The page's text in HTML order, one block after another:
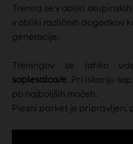
Trenira se v obliki
v obliki različnih dogodkov
generacije.
Treningov se lahko
soplesalca/e. Pri iskanju
po najboljših močeh.
Plesni parket je pripravljen,